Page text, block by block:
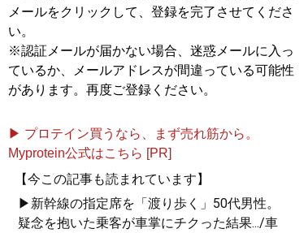
メールをクリックして、登録を完了させてくださ
い。
※認証メールが届かない場合、迷惑メールに入っ
ているか、メールアドレスが間違っている可能性
があります。再度ご登録ください。
▶ プロテイン買うなら、まず売れ筋から。
Myprotein公式はこちら [PR]
【今この記事も読まれています】
▶新幹線の指定席を「渡り歩く」50代男性。
疑念を抱いた乗客が車掌にチクった結果.../車